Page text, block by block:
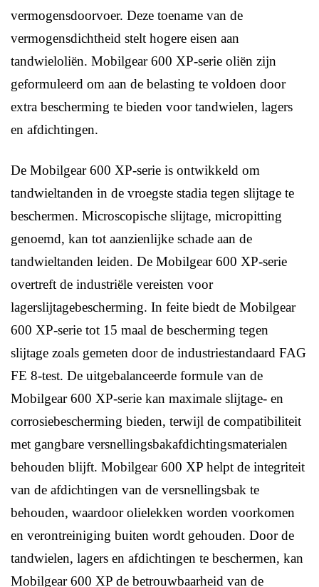
vermogensdoorvoer. Deze toename van de
vermogensdichtheid stelt hogere eisen aan
tandwieloliën. Mobilgear 600 XP-serie oliën zijn
geformuleerd om aan de belasting te voldoen door
extra bescherming te bieden voor tandwielen, lagers
en afdichtingen.
De Mobilgear 600 XP-serie is ontwikkeld om
tandwieltanden in de vroegste stadia tegen slijtage te
beschermen. Microscopische slijtage, micropitting
genoemd, kan tot aanzienlijke schade aan de
tandwieltanden leiden. De Mobilgear 600 XP-serie
overtreft de industriële vereisten voor
lagerslijtagebescherming. In feite biedt de Mobilgear
600 XP-serie tot 15 maal de bescherming tegen
slijtage zoals gemeten door de industriestandaard FAG
FE 8-test. De uitgebalanceerde formule van de
Mobilgear 600 XP-serie kan maximale slijtage- en
corrosiebescherming bieden, terwijl de compatibiliteit
met gangbare versnellingsbakafdichtingsmaterialen
behouden blijft. Mobilgear 600 XP helpt de integriteit
van de afdichtingen van de versnellingsbak te
behouden, waardoor olielekken worden voorkomen
en verontreiniging buiten wordt gehouden. Door de
tandwielen, lagers en afdichtingen te beschermen, kan
Mobilgear 600 XP de betrouwbaarheid van de